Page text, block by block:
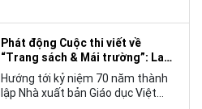
cuộc thi viết về “Trang sách và
Mái trường”, hướng tới kỷ niệm 70
năm thành lập Nhà xuất bản Giáo
dục Việt Nam vào năm 2027.
Phát động Cuộc thi viết về
“Trang sách & Mái trường”: Lan
tỏa tình yêu học tập, tôn vinh
những giá trị bền vững của giáo
dục
Hướng tới kỷ niệm 70 năm thành
lập Nhà xuất bản Giáo dục Việt